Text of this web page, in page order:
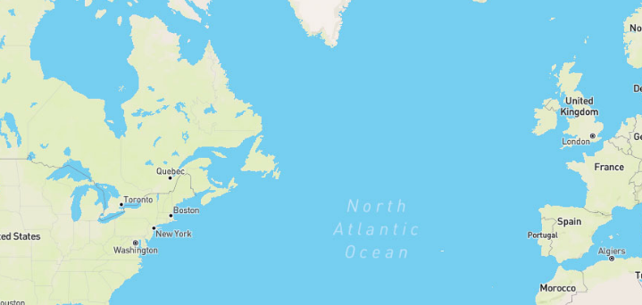
kinderfreundlich
gebührenpflichtig
Ø Auslastung
stark
Routen anzeigen